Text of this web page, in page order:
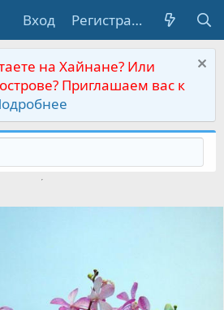
Вход Регистрация
на Хайнане? Или
Приглашаем вас к